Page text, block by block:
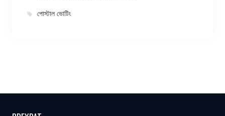
পোস্টাল ভোটিং